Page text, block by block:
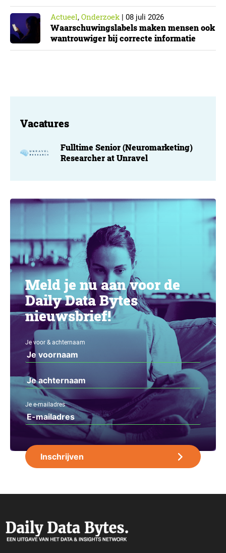
Actueel, Onderzoek| 08 juli 2026
Waarschuwingslabels maken mensen ook
wantrouwiger bij correcte informatie
Vacatures
Fulltime Senior (Neuromarketing)
Researcher at Unravel
Meld je nu aan voor de
Daily Data Bytes
nieuwsbrief!
Je voor & achternaam
Je e-mailadres